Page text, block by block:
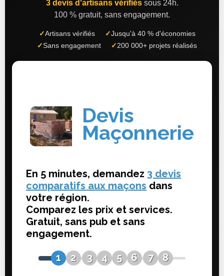
3 devis d'artisans vérifiéssous 24h.
100 % gratuit, sans engagement.
✓Artisans vérifiés ✓Jusqu'à 40 % d'économies
✓Sans engagement ✓200 000+ projets réalisés